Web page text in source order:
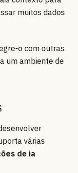
muitos dados
o com outras
um ambiente de
várias
de ia